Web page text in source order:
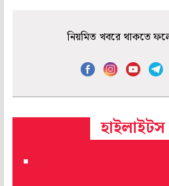
নিয়মিত খবরে থাকতে
হাইলাইটস